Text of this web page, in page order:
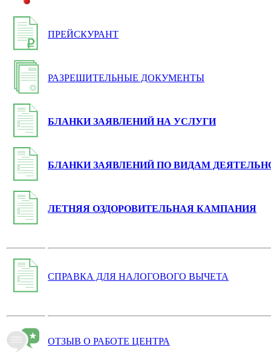
ПРЕЙСКУРАНТ
РАЗРЕШИТЕЛЬНЫЕ ДОКУМЕНТЫ
БЛАНКИ ЗАЯВЛЕНИЙ НА УСЛУГИ
БЛАНКИ ЗАЯВЛЕНИЙ ПО ВИДАМ
ЛЕТНЯЯ ОЗДОРОВИТЕЛЬНАЯ КАМПАНИЯ
СПРАВКА ДЛЯ НАЛОГОВОГО ВЫЧЕТА
ОТЗЫВ О РАБОТЕ ЦЕНТРА